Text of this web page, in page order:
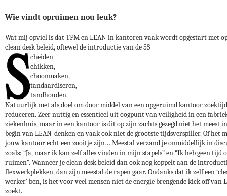
Wie vindt opruimen nou leuk?
Wat mij opviel is dat TPM en LEAN in kantoren vaak wordt opgestart met
clean desk beleid, oftewel de introductie van de 5S
cheiden
chikken,
choonmaken,
tandaardiseren,
tandhouden.
Natuurlijk met als doel om door middel van een opgeruimd kantoor
reduceren. Zeer nuttig en essentieel uit oogpunt van veiligheid in een
ziekenhuis, maar in een kantoor is dit op zijn zachts gezegd niet het meest
begin van LEAN-denken en vaak ook niet de grootste tijdsverspiller. Of het
jouw kantoor echt een zooitje zijn… Meestal verzand je onmiddellijk in
zoals: “Ja, maar ik kan zelf alles vinden in mijn stapels” en “Ik heb geen tijd
ruimen”. Wanneer je clean desk beleid dan ook nog koppelt aan de
flexwerkplekken, dan zijn meestal de rapen gaar. Ondanks dat ik zelf een
werker’ ben, is het voor veel mensen niet de energie brengende kick off van
zoekt.